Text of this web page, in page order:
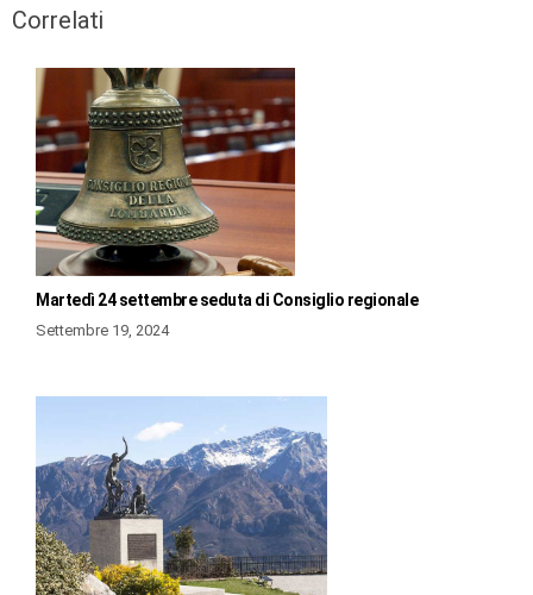
Correlati
Martedì 24 settembre seduta di Consiglio regionale
Settembre 19, 2024